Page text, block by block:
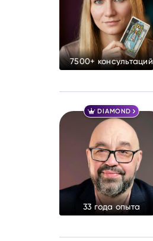
7500+ консультаций
DIAMOND
33 года опыта